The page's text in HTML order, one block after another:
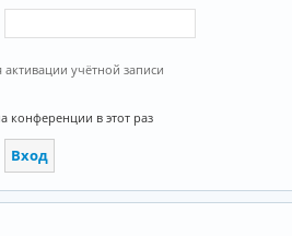
учётной записи
конференции в этот раз